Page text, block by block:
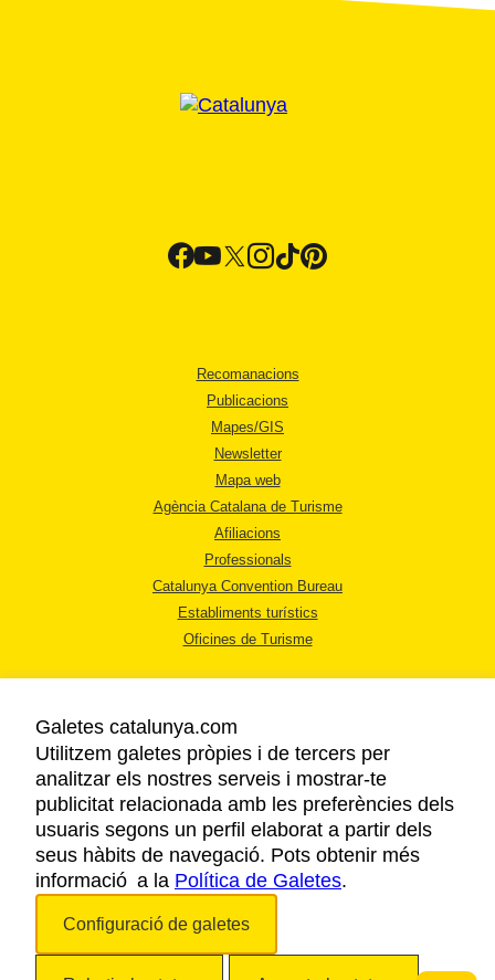
Recomanacions
Publicacions
Mapes/GIS
Newsletter
Mapa web
Agència Catalana de Turisme
Afiliacions
Professionals
Catalunya Convention Bureau
Establiments turístics
Oficines de Turisme
AVÍS LEGAL
POLÍTICA DE PRIVACITAT
COOKIES
ACCESSIBILITAT
Galetes catalunya.com
Utilitzem galetes pròpies i de tercers per
analitzar els nostres serveis i mostrar-te
publicitat relacionada amb les preferències dels
usuaris segons un perfil elaborat a partir dels
seus hàbits de navegació. Pots obtenir més
informació a la Política de Galetes.
Configuració de galetes